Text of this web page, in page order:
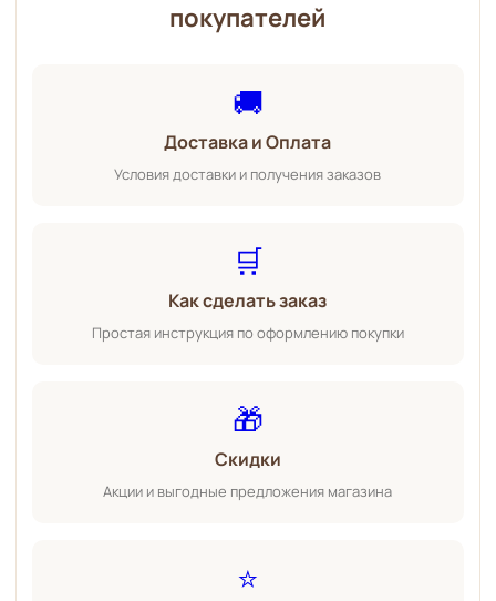
покупателей
🚚
Доставка и Оплата
Условия доставки и получения заказов
🛒
Как сделать заказ
Простая инструкция по оформлению покупки
🎁
Скидки
Акции и выгодные предложения магазина
⭐